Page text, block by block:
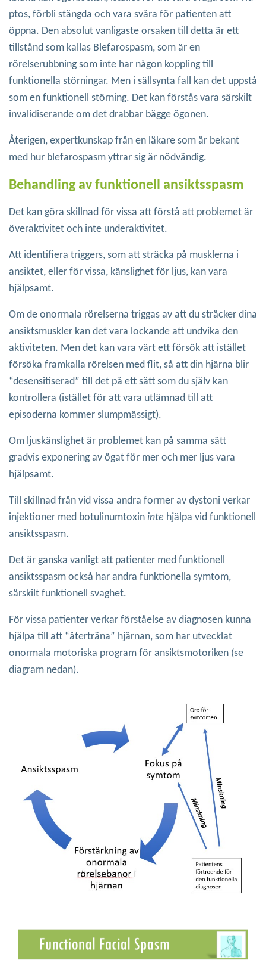
ptos, förbli stängda och vara svåra för patienten att
öppna. Den absolut vanligaste orsaken till detta är ett
tillstånd som kallas Blefarospasm, som är en
rörelserubbning som inte har någon koppling till
funktionella störningar. Men i sällsynta fall kan det uppstå
som en funktionell störning. Det kan förstås vara särskilt
invalidiserande om det drabbar bägge ögonen.
Återigen, expertkunskap från en läkare som är bekant
med hur blefarospasm yttrar sig är nödvändig.
Behandling av funktionell ansiktsspasm
Det kan göra skillnad för vissa att förstå att problemet är
överaktivitet och inte underaktivitet.
Att identifiera triggers, som att sträcka på musklerna i
ansiktet, eller för vissa, känslighet för ljus, kan vara
hjälpsamt.
Om de onormala rörelserna triggas av att du sträcker dina
ansiktsmuskler kan det vara lockande att undvika den
aktiviteten. Men det kan vara värt ett försök att istället
försöka framkalla rörelsen med flit, så att din hjärna blir
“desensitiserad” till det på ett sätt som du själv kan
kontrollera (istället för att vara utlämnad till att
episoderna kommer slumpmässigt).
Om ljuskänslighet är problemet kan på samma sätt
gradvis exponering av ögat för mer och mer ljus vara
hjälpsamt.
Till skillnad från vid vissa andra former av dystoni verkar
injektioner med botulinumtoxin inte hjälpa vid funktionell
ansiktsspasm.
Det är ganska vanligt att patienter med funktionell
ansiktsspasm också har andra funktionella symtom,
särskilt funktionell svaghet.
För vissa patienter verkar förståelse av diagnosen kunna
hjälpa till att “återträna” hjärnan, som har utvecklat
onormala motoriska program för ansiktsmotoriken (se
diagram nedan).